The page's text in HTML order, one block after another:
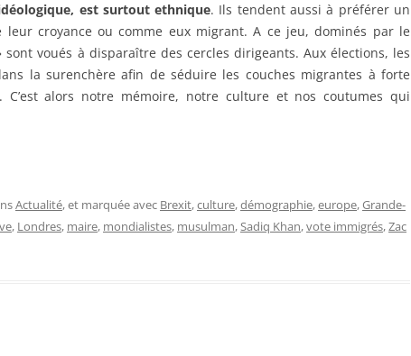
est surtout ethnique. Ils tendent aussi à préférer un
leur croyance ou comme eux migrant. A ce jeu, dominés par le
sont voués à disparaître des cercles dirigeants. Aux élections, les
la surenchère afin de séduire les couches migrantes à forte
C’est alors notre mémoire, notre culture et nos coutumes qui
Actualité, et marquée avec Brexit,culture,démographie,europe,Grande-
, Londres, maire, mondialistes, musulman,Sadiq Khan,vote immigrés,Zac